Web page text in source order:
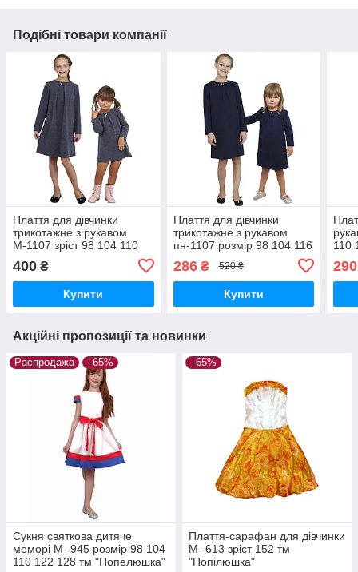
Подібні товари компанії
Плаття для дівчинки
трикотажне з рукавом
М-1107 зріст 98 104 110
116 122 128 134 і 140 тм
"Попілка
400 ₴
Купити
Плаття для дівчинки
трикотажне з рукавом
пн-1107 розмір 98 104 116
286₴ 520 ₴
Купити
110
290
Акційні пропозиції та новинки
Распродажа –65%
Сукня святкова дитяче
меморі М -945 розмір 98 104
110 122 128 тм "Попелюшка"
–65%
Плаття-сарафан для дівчинки
М -613 зріст 152 тм
"Попілюшка"